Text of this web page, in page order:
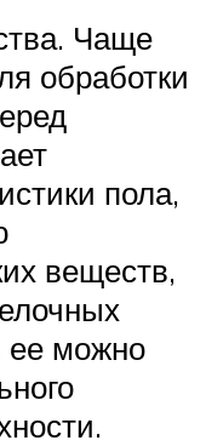
Чаще
обработки
пола,
веществ,
ее можно